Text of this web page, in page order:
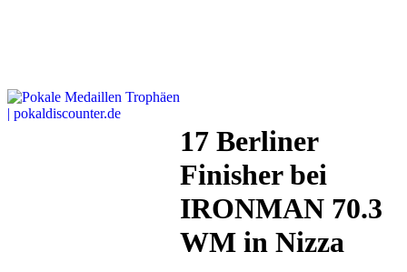
17 Berliner
Finisher bei
IRONMAN 70.3
WM in Nizza